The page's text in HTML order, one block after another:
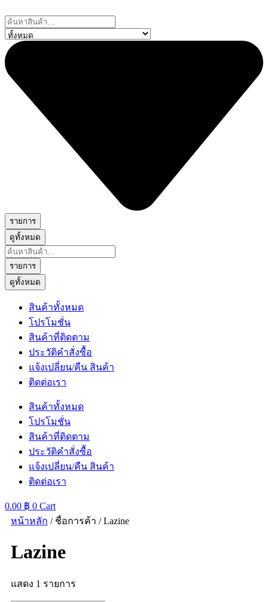
to
content
Search
...
รายการ
ดูทั้งหมด
Search
...
รายการ
ดูทั้งหมด
สินค้าทั้งหมด
โปรโมชั่น
สินค้าที่ติดตาม
ประวัติคำสั่งซื้อ
แจ้งเปลี่ยน/คืน สินค้า
ติดต่อเรา
สินค้าทั้งหมด
โปรโมชั่น
สินค้าที่ติดตาม
ประวัติคำสั่งซื้อ
แจ้งเปลี่ยน/คืน สินค้า
ติดต่อเรา
0.00 ฿ 0 Cart
หน้าหลัก / ชื่อการค้า / Lazine
Lazine
แสดง 1 รายการ